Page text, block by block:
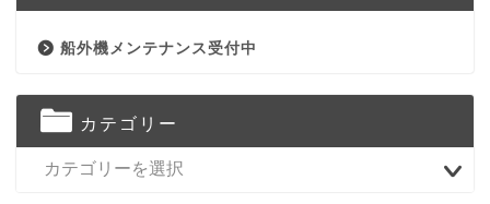
船外機メンテナンス受付中
カテゴリー